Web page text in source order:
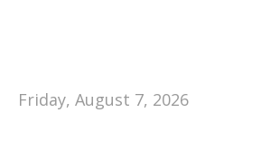
Friday, August 7, 2026